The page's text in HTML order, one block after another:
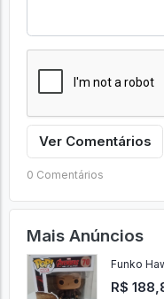
Ver Comentários
0 Comentários
Mais Anúncios
Funko
R$